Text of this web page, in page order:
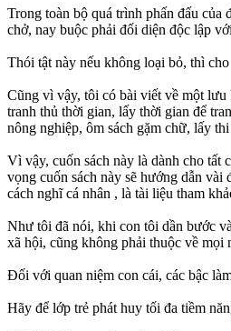
Trong toàn bộ quá trình phấn đấu
chở, nay buộc phải đối diện độc lập
Thói tật này nếu không loại bỏ, thì
Cũng vì vậy, tôi có bài viết về một
tranh thủ thời gian, lấy thời gian để
nông nghiệp, ôm sách gặm chữ, lấy
Vì vậy, cuốn sách này là dành cho
vọng cuốn sách này sẽ hướng dẫn
cách nghĩ cá nhân , là tài liệu tham
Như tôi đã nói, khi con tôi dần bước
xã hội, cũng không phải thuộc về mọi
Đối với quan niệm con cái, các bậc
Hãy để lớp trẻ phát huy tối đa tiềm